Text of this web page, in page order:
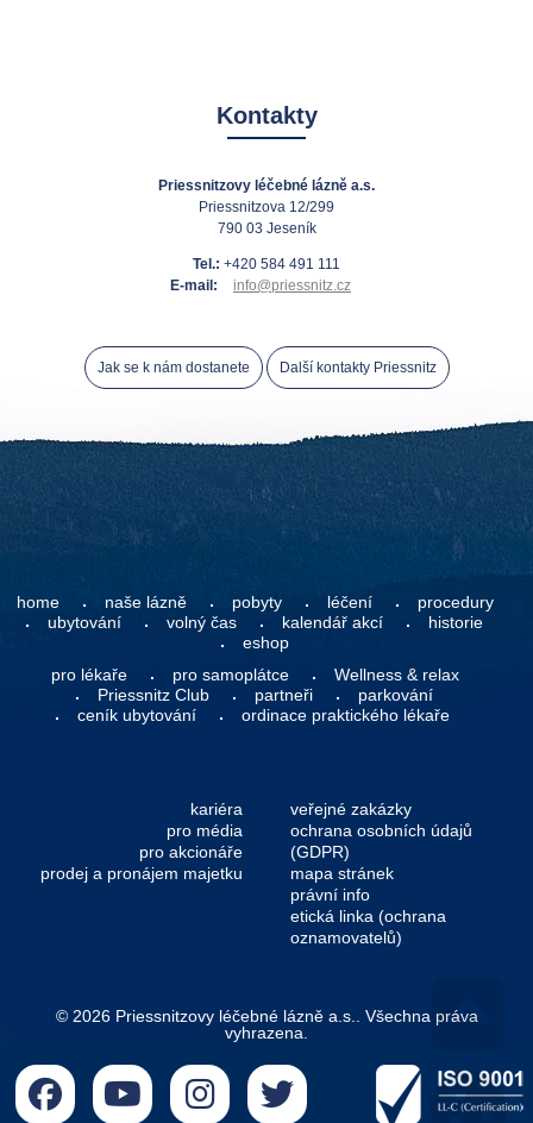
Kontakty
Priessnitzovy léčebné lázně a.s.
Priessnitzova 12/299
790 03 Jeseník
Tel.: +420 584 491 111
E-mail:
info@priessnitz.cz
Jak se k nám dostanete Další kontakty Priessnitz
home naše lázně pobyty léčení
procedury
ubytování
volný čas kalendář akcí
historie
eshop
pro lékaře
pro samoplátce
Wellness & relax
Priessnitz Club
partneři
parkování
ceník ubytování
ordinace praktického lékaře
kariéra
pro média
pro akcionáře
prodej a pronájem majetku
veřejné zakázky
ochrana osobních údajů
(GDPR)
mapa stránek
právní info
etická linka (ochrana
oznamovatelů)
© 2026 Priessnitzovy léčebné lázně a.s.. Všechna práva
vyhrazena.
Go